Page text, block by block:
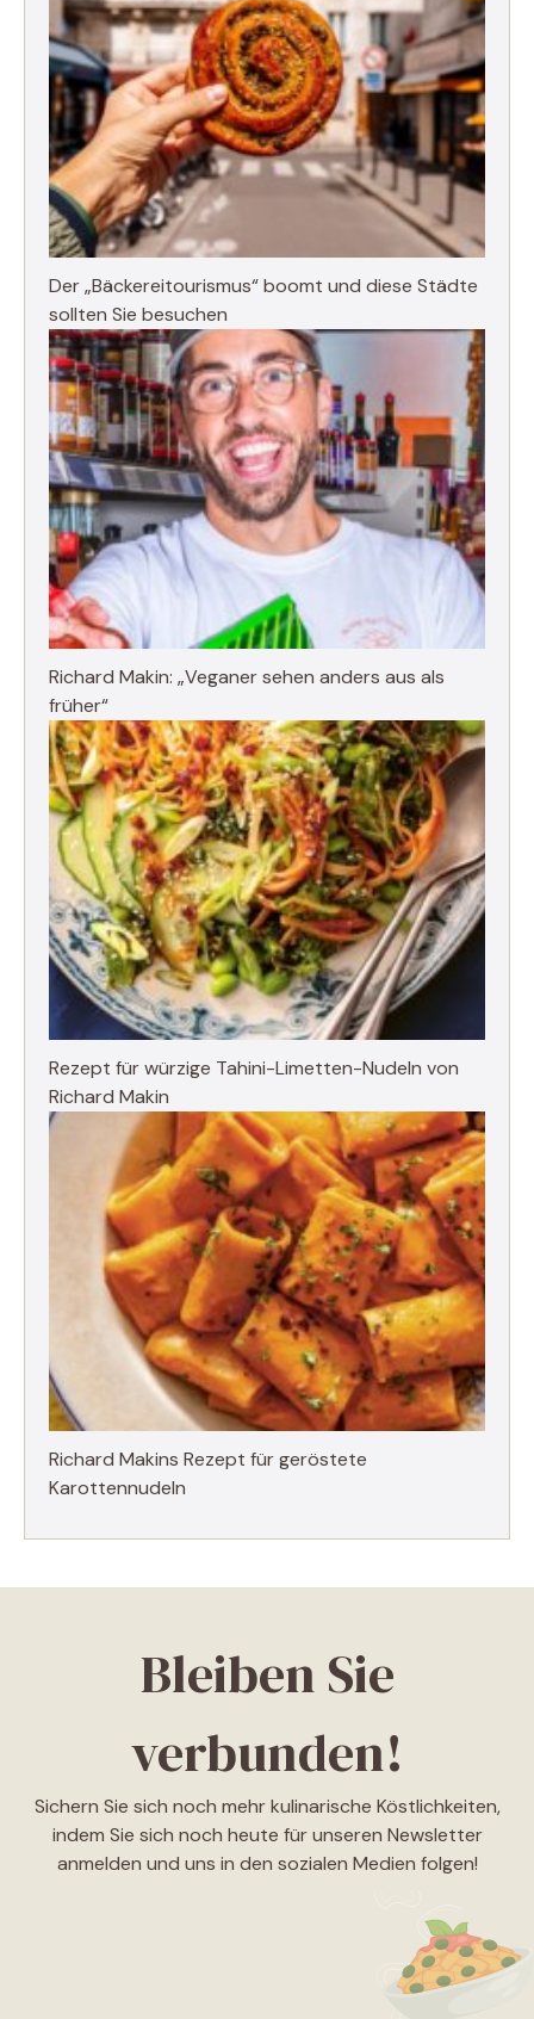
Der „Bäckereitourismus“ boomt und diese Städte
sollten Sie besuchen
Richard Makin: „Veganer sehen anders aus als
früher“
Rezept für würzige Tahini-Limetten-Nudeln von
Richard Makin
Richard Makins Rezept für geröstete
Karottennudeln
Bleiben Sie
verbunden!
Sichern Sie sich noch mehr kulinarische Köstlichkeiten,
indem Sie sich noch heute für unseren Newsletter
anmelden und uns in den sozialen Medien folgen!